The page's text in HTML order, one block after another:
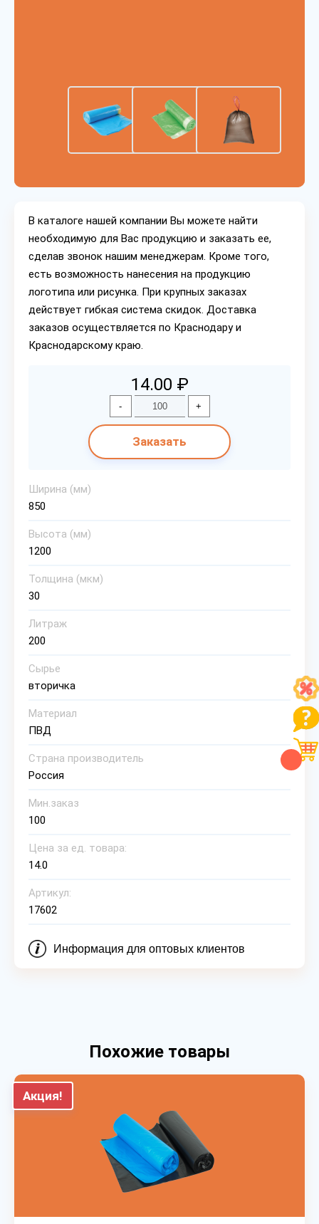
В каталоге нашей компании Вы можете найти
необходимую для Вас продукцию и заказать ее,
сделав звонок нашим менеджерам. Кроме того,
есть возможность нанесения на продукцию
логотипа или рисунка. При крупных заказах
действует гибкая система скидок. Доставка
заказов осуществляется по Краснодару и
Краснодарскому краю.
14.00 ₽
- +
Заказать
Ширина (мм)
850
Высота (мм)
1200
Толщина (мкм)
30
Литраж
200
Сырье
вторичка
Материал
ПВД
Страна производитель
Россия
Мин.заказ
100
Цена за ед. товара:
14.0
Артикул:
17602
Информация для оптовых клиентов
Похожие товары
Акция!